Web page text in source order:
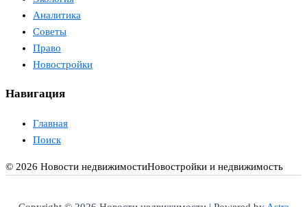
Аналитика
Советы
Право
Новостройки
Навигация
Главная
Поиск
© 2026 Новости недвижимостиНовостройки и недвижимость